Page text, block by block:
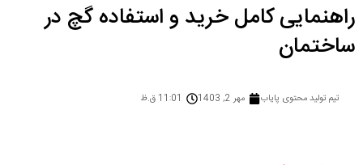
راهنمایی کامل خرید و استفاده گچ در
ساختمان
تیم تولید محتوی پایاب مهر 2, 1403 11:01 ق.ظ